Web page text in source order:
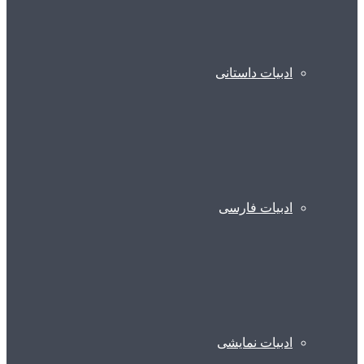
ادبیات داستانی
ادبیات فارسی
ادبیات نمایشی